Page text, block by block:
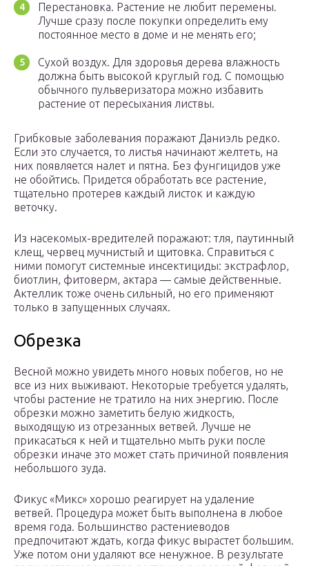
Перестановка. Растение не любит перемены.
Лучше сразу после покупки определить ему
постоянное место в доме и не менять его;
Сухой воздух. Для здоровья дерева влажность
должна быть высокой круглый год. С помощью
обычного пульверизатора можно избавить
растение от пересыхания листвы.
Грибковые заболевания поражают Даниэль редко.
Если это случается, то листья начинают желтеть, на
них появляется налет и пятна. Без фунгицидов уже
не обойтись. Придется обработать все растение,
тщательно протерев каждый листок и каждую
веточку.
Из насекомых-вредителей поражают: тля, паутинный
клещ, червец мучнистый и щитовка. Справиться с
ними помогут системные инсектициды: экстрафлор,
биотлин, фитоверм, актара — самые действенные.
Актеллик тоже очень сильный, но его применяют
только в запущенных случаях.
Обрезка
Весной можно увидеть много новых побегов, но не
все из них выживают. Некоторые требуется удалять,
чтобы растение не тратило на них энергию. После
обрезки можно заметить белую жидкость,
выходящую из отрезанных ветвей. Лучше не
прикасаться к ней и тщательно мыть руки после
обрезки иначе это может стать причиной появления
небольшого зуда.
Фикус «Микс» хорошо реагирует на удаление
ветвей. Процедура может быть выполнена в любое
время года. Большинство растениеводов
предпочитают ждать, когда фикус вырастет большим.
Уже потом они удаляют все ненужное. В результате